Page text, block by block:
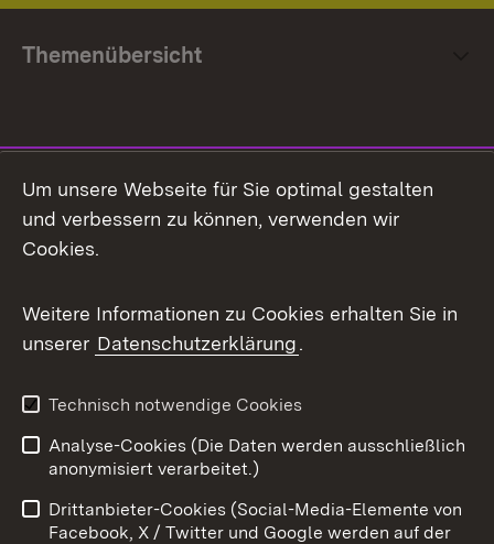
Themenübersicht
Facebook
X / Twitter
Youtube
Impressum
Kontakt
Barrierefreiheit
Datenschutz
Um unsere Webseite für Sie optimal gestalten
und verbessern zu können, verwenden wir
Cookies.
Weitere Informationen zu Cookies erhalten Sie in
unserer Datenschutzerklärung.
Technisch notwendige Cookies
Analyse-Cookies (Die Daten werden ausschließlich
anonymisiert verarbeitet.)
Drittanbieter-Cookies (Social-Media-Elemente von
Facebook, X / Twitter und Google werden auf der